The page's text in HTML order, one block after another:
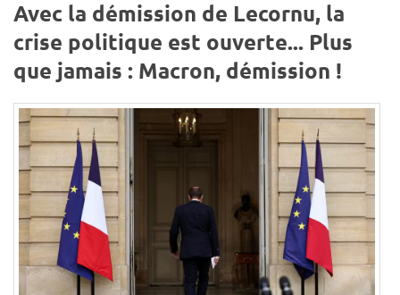
Avec la démission de Lecornu, la
crise politique est ouverte... Plus
que jamais : Macron, démission !